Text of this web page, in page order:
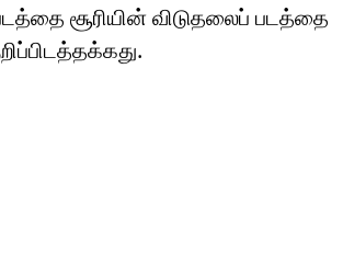
சூரியின் விடுதலைப் படத்தை